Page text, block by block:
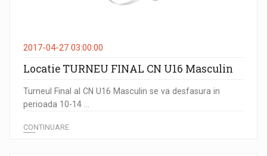
2017-04-27 03:00:00
Locatie TURNEU FINAL CN U16 Masculin
Turneul Final al CN U16 Masculin se va desfasura in
perioada 10-14 ...
CONTINUARE